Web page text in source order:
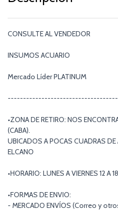
CONSULTE AL VENDEDOR
INSUMOS ACUARIO
Mercado Líder PLATINUM
•ZONA DE RETIRO: NOS
(CABA).
UBICADOS A POCAS CUADRAS DE
ELCANO
•HORARIO: LUNES A VIERNES 12 A
•FORMAS DE ENVIO:
- MERCADO ENVÍOS (Correo y